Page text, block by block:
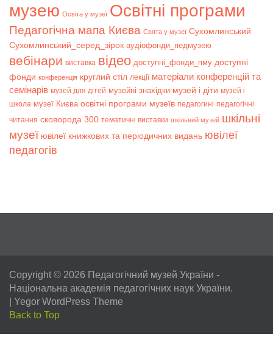
музею Освіта у музеї Освітні програми
Педагогічна мапа Києва Свята у музеї Сухомлинський
Сухомлинський_серед_зірок аудіофонди_педмузею
вебінари виставка відео доступні_фонди_пму доступні
фонди конференція круглий стіл лекції матеріали конференцій та
семінарів музей для дітей музейні знахідки музей і діти музей і
школа музеї Києва освітні програми музеїв педагогині педагогічні
читання сковорода 300 тематичні виставки шкільний музей шкільні
музеї ювілеї книжкових та періодичних видань ювілеї
педагогів
Copyright © 2026 Педагогічний музей України -
Національна академія педагогічних наук України.
Yegor WordPress Theme
Back to Top